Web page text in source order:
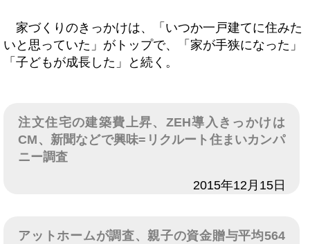
家づくりのきっかけは、「いつか一戸建てに住みた
いと思っていた」がトップで、「家が手狭になった」
「子どもが成長した」と続く。
注文住宅の建築費上昇、ZEH導入きっかけは
CM、新聞などで興味=リクルート住まいカンパ
ニー調査
2015年12月15日
アットホームが調査、親子の資金贈与平均564